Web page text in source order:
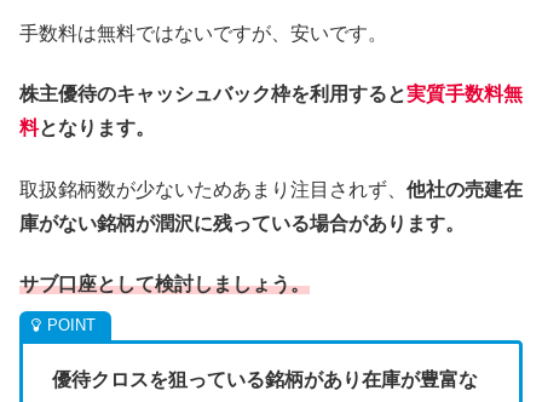
手数料は無料ではないですが、安いです。
株主優待のキャッシュバック枠を利用すると実質手数料無
料となります。
取扱銘柄数が少ないためあまり注目されず、 他社の売建在
庫がない銘柄が潤沢に残っている場合があります。
サブ口座として検討しましょう。
優待クロスを狙っている銘柄があり在庫が豊富な